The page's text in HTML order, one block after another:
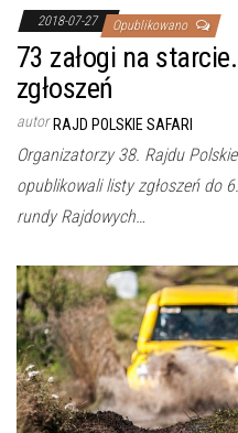
2018-07-27 Opublikowano
73 załogi na
zgłoszeń
autor RAJD POLSKIE SAFARI
Organizatorzy 38. Rajdu
opublikowali listy zgłoszeń do
rundy Rajdowych…